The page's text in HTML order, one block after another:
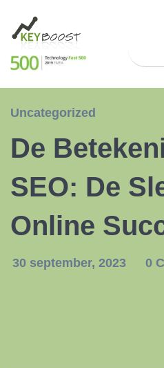
Uncategorized
De
SEO: De
Online
30 september, 2023 0